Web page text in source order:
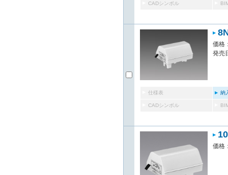
CADシンボル
価格
発売
仕様表 納
CADシンボル
価格